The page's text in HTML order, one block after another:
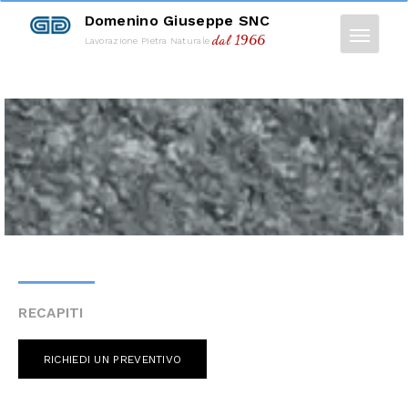
Domenino Giuseppe SNC
Lavorazione Pietra Naturaledal 1966
RECAPITI
RICHIEDI UN PREVENTIVO